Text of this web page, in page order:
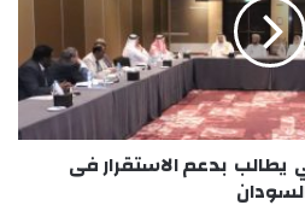
يطالب بدعم الاستقرار فى